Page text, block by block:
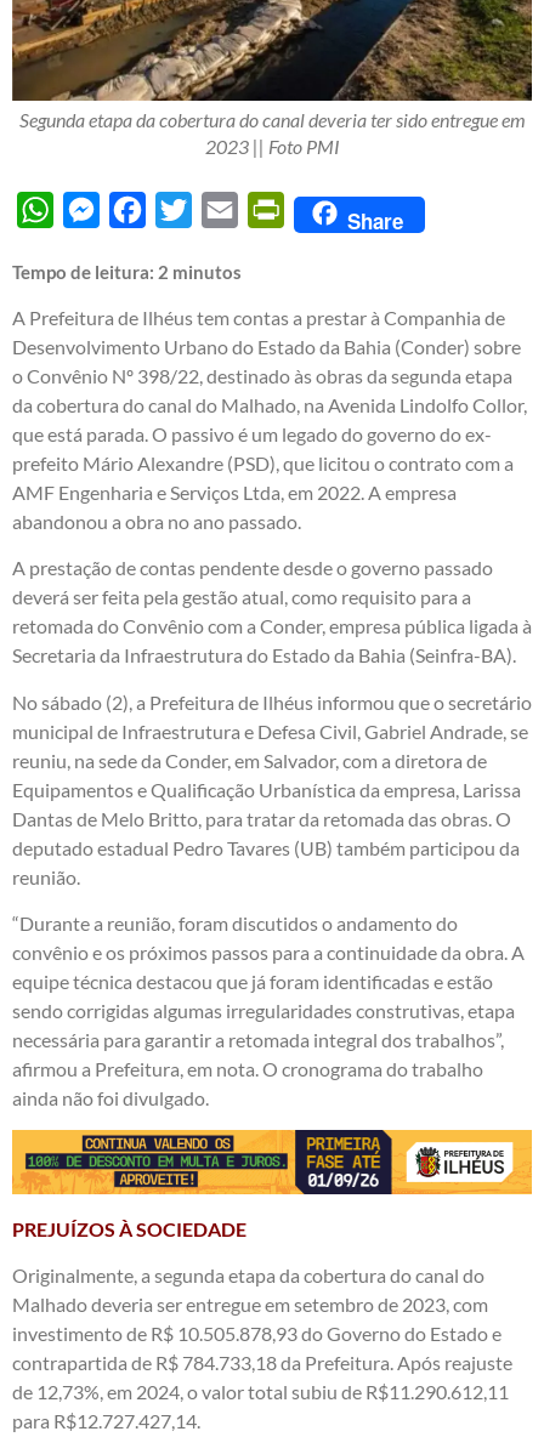
Segunda etapa da cobertura do canal deveria ter sido entregue em
2023 || Foto PMI
WhatsAppMessengerFacebook
Twitter Email PrintFriendly
Share
Tempo de leitura: 2 minutos
A Prefeitura de Ilhéus tem contas a prestar à Companhia de
Desenvolvimento Urbano do Estado da Bahia (Conder) sobre
o Convênio Nº 398/22, destinado às obras da segunda etapa
da cobertura do canal do Malhado, na Avenida Lindolfo Collor,
que está parada. O passivo é um legado do governo do ex-
prefeito Mário Alexandre (PSD), que licitou o contrato com a
AMF Engenharia e Serviços Ltda, em 2022. A empresa
abandonou a obra no ano passado.
A prestação de contas pendente desde o governo passado
deverá ser feita pela gestão atual, como requisito para a
retomada do Convênio com a Conder, empresa pública ligada à
Secretaria da Infraestrutura do Estado da Bahia (Seinfra-BA).
No sábado (2), a Prefeitura de Ilhéus informou que o secretário
municipal de Infraestrutura e Defesa Civil, Gabriel Andrade, se
reuniu, na sede da Conder, em Salvador, com a diretora de
Equipamentos e Qualificação Urbanística da empresa, Larissa
Dantas de Melo Britto, para tratar da retomada das obras. O
deputado estadual Pedro Tavares (UB) também participou da
reunião.
“Durante a reunião, foram discutidos o andamento do
convênio e os próximos passos para a continuidade da obra. A
equipe técnica destacou que já foram identificadas e estão
sendo corrigidas algumas irregularidades construtivas, etapa
necessária para garantir a retomada integral dos trabalhos”,
afirmou a Prefeitura, em nota. O cronograma do trabalho
ainda não foi divulgado.
PREJUÍZOS À SOCIEDADE
Originalmente, a segunda etapa da cobertura do canal do
Malhado deveria ser entregue em setembro de 2023, com
investimento de R$ 10.505.878,93 do Governo do Estado e
contrapartida de R$ 784.733,18 da Prefeitura. Após reajuste
de 12,73%, em 2024, o valor total subiu de R$11.290.612,11
para R$12.727.427,14.